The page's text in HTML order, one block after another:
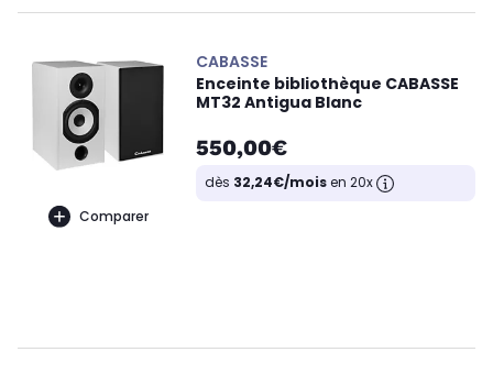
Comparer
CABASSE
Enceinte bibliothèque CABASSE
MT32 Antigua Blanc
550,00€
dès 32,24€/moisen 20x